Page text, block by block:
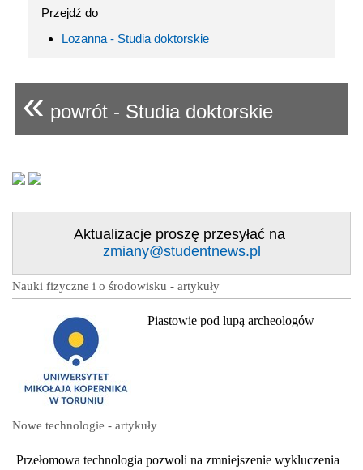
Przejdź do
Lozanna - Studia doktorskie
« powrót - Studia doktorskie
Aktualizacje proszę przesyłać na
zmiany@studentnews.pl
Nauki fizyczne i o środowisku - artykuły
Piastowie pod lupą archeologów
Nowe technologie - artykuły
Przełomowa technologia pozwoli na zmniejszenie wykluczenia